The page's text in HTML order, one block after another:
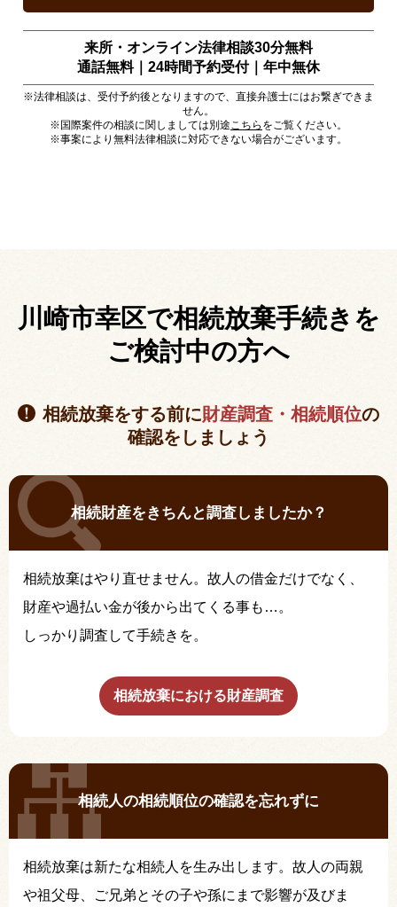
来所・オンライン法律相談30分無料
通話無料｜24時間予約受付｜ 年中無休
※法律相談は、受付予約後となりますので、直接弁護士にはお繋ぎできま
せん。
※国際案件の相談に関しましては別途こちら をご覧ください。
※事案により無料法律相談に対応できない場合がございます。
川崎市幸区で相続放棄手続きを
ご検討中の方へ
相続放棄をする前に財産調査・相続順位の
確認をしましょう
相続財産をきちんと調査しましたか？
相続放棄はやり直せません。故人の借金だけでなく、
財産や過払い金が後から出てくる事も…。
しっかり調査して手続きを。
相続放棄における財産調査
相続人の相続順位の確認を忘れずに
相続放棄は新たな相続人を生み出します。故人の両親
や祖父母、ご兄弟とその子や孫にまで影響が及びま